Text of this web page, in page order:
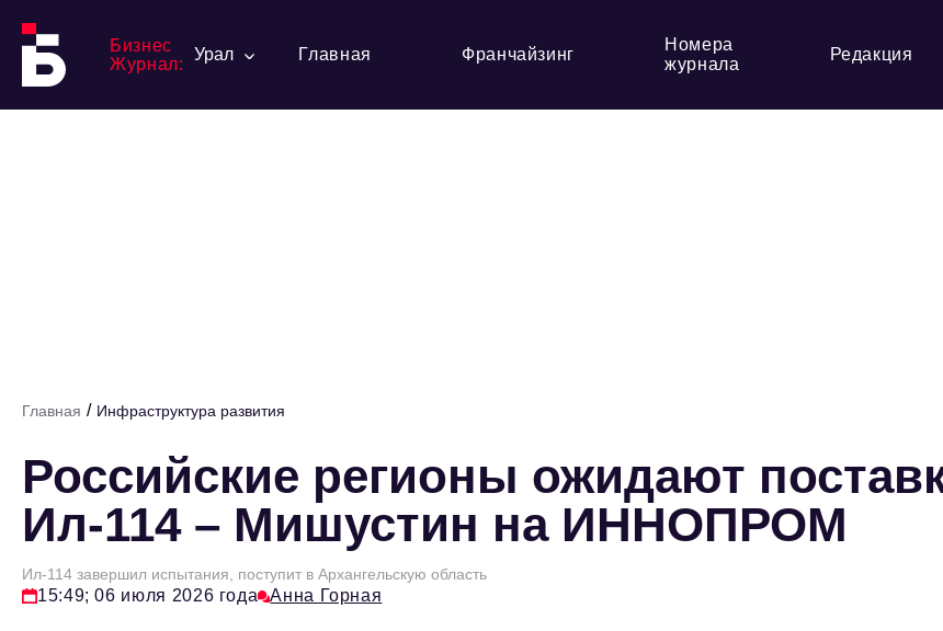
Бизнес
Журнал:
Урал Главная Франчайзинг
Номера
журнала
Редакция
Главная / Инфраструктура развития
Российские регионы ожидают
Ил-114 – Мишустин на ИННОПРОМ
Ил-114 завершил испытания, поступит в Архангельскую область
15:49; 06 июля 2026 года Анна Горная